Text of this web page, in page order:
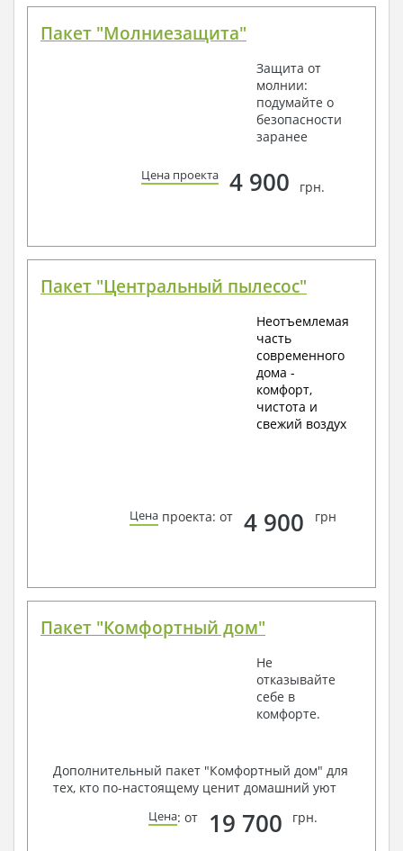
Пакет "Молниезащита"
Защита от
молнии:
подумайте о
безопасности
заранее
Цена проекта 4 900 грн.
Пакет "Центральный пылесос"
Неотъемлемая
часть
современного
дома -
комфорт,
чистота и
свежий воздух
Цена проекта: от 4 900 грн
Пакет "Комфортный дом"
Не
отказывайте
себе в
комфорте.
Дополнительный пакет "Комфортный дом" для
тех, кто по-настоящему ценит домашний уют
Цена: от 19 700 грн.